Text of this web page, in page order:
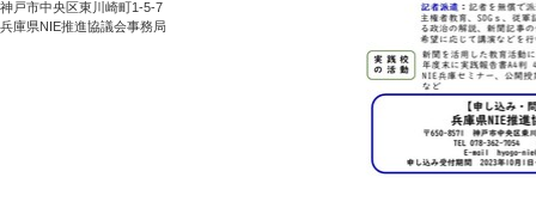
神戸市中央区東川崎町1-5-7
兵庫県NIE推進協議会事務局